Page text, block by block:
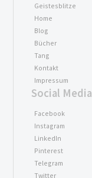
Geistesblitze
Home
Blog
Bücher
Tang
Kontakt
Impressum
Social Media
Facebook
Instagram
LinkedIn
Pinterest
Telegram
Twitter